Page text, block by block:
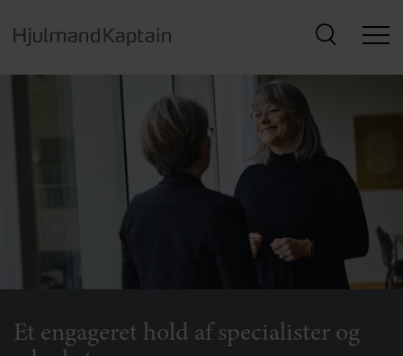
hovedindhold
Et engageret hold af specialister og